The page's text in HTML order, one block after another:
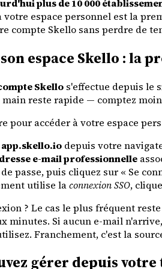
plus de 10 000
votre espace personnel est la
compte Skello sans perdre de
espace Skello : la
Skello s'effectue depuis le
main reste rapide — comptez
pour accéder à votre espace
app.skello.io depuis votre
e-mail professionnelle
passe, puis cliquez sur « Se
utilise laconnexion SSO,
? Le cas le plus fréquent
minutes. Si aucun e-mail
Franchement, c'est la
gérer depuis